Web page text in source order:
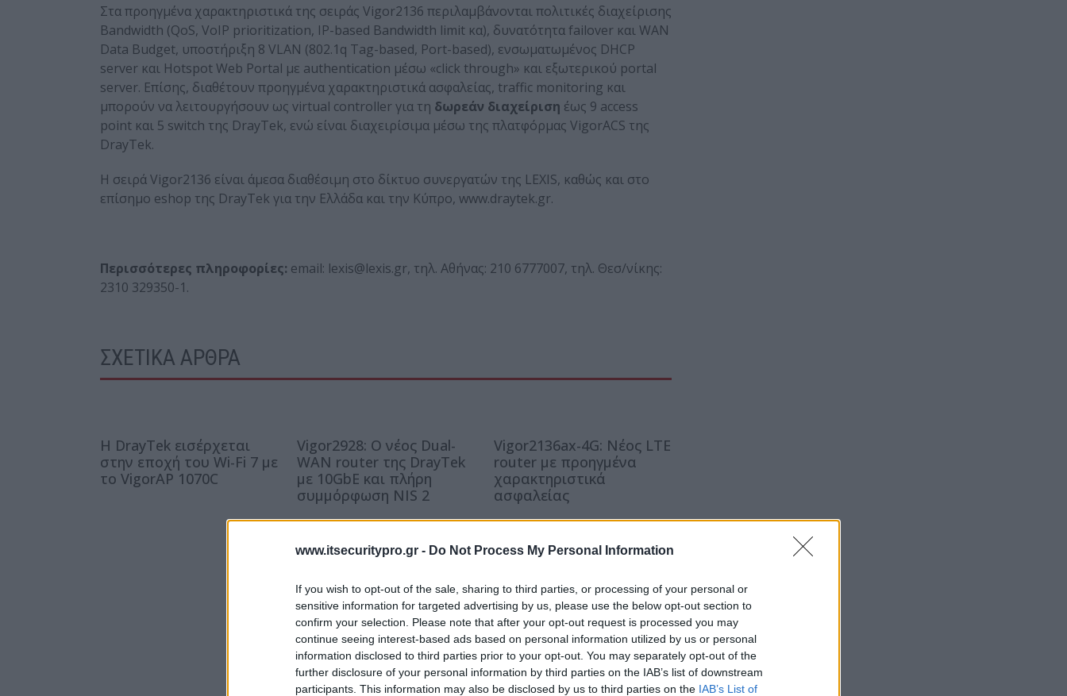
www.itsecuritypro.gr - Do Not Process My Personal Information
If you wish to opt-out of the sale, sharing to third parties, or processing of your personal or
sensitive information for targeted advertising by us, please use the below opt-out section to
confirm your selection. Please note that after your opt-out request is processed you may
continue seeing interest-based ads based on personal information utilized by us or personal
information disclosed to third parties prior to your opt-out. You may separately opt-out of the
further disclosure of your personal information by third parties on the IAB’s list of downstream
participants. This information may also be disclosed by us to third parties on the IAB’s List of
Στα προηγμένα χαρακτηριστικά της σειράς Vigor2136 περιλαμβάνονται πολιτικές διαχείρισης
Bandwidth (QoS, VoIP prioritization, IP-based Bandwidth limit κα), δυνατότητα failover και WAN
Data Budget, υποστήριξη 8 VLAN (802.1q Tag-based, Port-based), ενσωματωμένος DHCP
server και Hotspot Web Portal με authentication μέσω «click through» και εξωτερικού portal
server. Επίσης, διαθέτουν προηγμένα χαρακτηριστικά ασφαλείας, traffic monitoring και
μπορούν να λειτουργήσουν ως virtual controller για τη δωρεάν διαχείριση έως 9 access
point και 5 switch της DrayTek, ενώ είναι διαχειρίσιμα μέσω της πλατφόρμας VigorACS της
DrayTek.
Η σειρά Vigor2136 είναι άμεσα διαθέσιμη στο δίκτυο συνεργατών της LEXIS, καθώς και στο
επίσημο eshop της DrayTek για την Ελλάδα και την Κύπρο, www.draytek.gr.
Περισσότερες πληροφορίες: email: lexis@lexis.gr, τηλ. Αθήνας: 210 6777007, τηλ. Θεσ/νίκης:
2310 329350-1.
ΣΧΕΤΙΚΑ ΑΡΘΡΑ
Η DrayTek εισέρχεται
στην εποχή του Wi-Fi 7 με
το VigorAP 1070C
Vigor2928: Ο νέος Dual-
WAN router της DrayTek
με 10GbE και πλήρη
συμμόρφωση NIS 2
Vigor2136ax-4G: Νέος LTE
router με προηγμένα
χαρακτηριστικά
ασφαλείας